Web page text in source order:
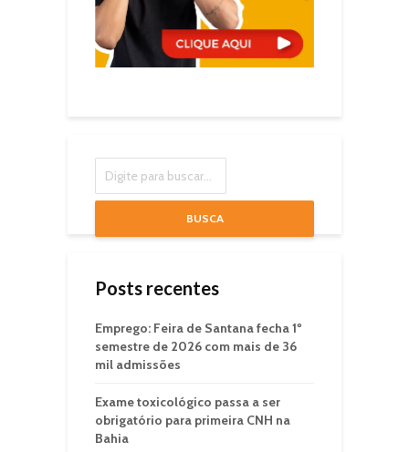
BUSCA
Posts recentes
Emprego: Feira de Santana fecha 1º
semestre de 2026 com mais de 36
mil admissões
Exame toxicológico passa a ser
obrigatório para primeira CNH na
Bahia